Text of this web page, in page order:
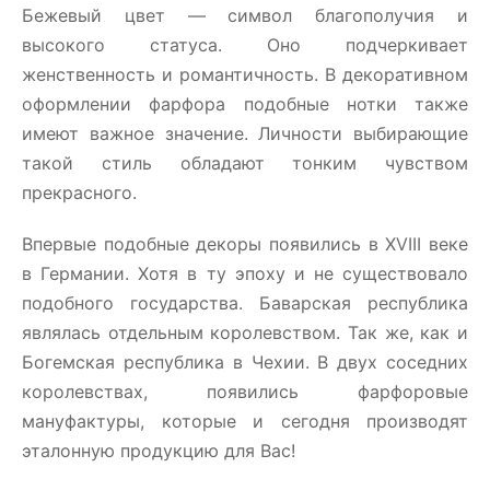
Бежевый цвет — символ благополучия и
высокого статуса. Оно подчеркивает
женственность и романтичность. В декоративном
оформлении фарфора подобные нотки также
имеют важное значение. Личности выбирающие
такой стиль обладают тонким чувством
прекрасного.
Впервые подобные декоры появились в XVIII веке
в Германии. Хотя в ту эпоху и не существовало
подобного государства. Баварская республика
являлась отдельным королевством. Так же, как и
Богемская республика в Чехии. В двух соседних
королевствах, появились фарфоровые
мануфактуры, которые и сегодня производят
эталонную продукцию для Вас!